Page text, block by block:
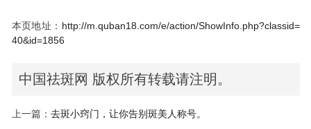
本页地址： http://m.quban18.com/e/action/ShowInfo.php?classid=
40&id=1856
中国祛斑网 版权所有转载请注明。
上一篇： 去斑小窍门，让你告别斑美人称号。